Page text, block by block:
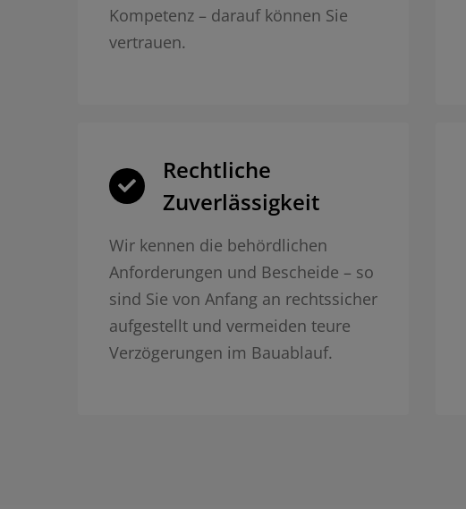
Kompetenz – darauf können Sie
vertrauen.
Rechtliche
Zuverlässigkeit
Wir kennen die behördlichen
Anforderungen und Bescheide – so
sind Sie von Anfang an rechtssicher
aufgestellt und vermeiden teure
Verzögerungen im Bauablauf.